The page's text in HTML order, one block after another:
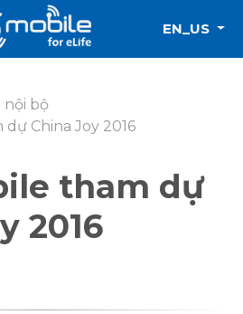
EN_US
nội bộ
China Joy 2016
tham dự
2016